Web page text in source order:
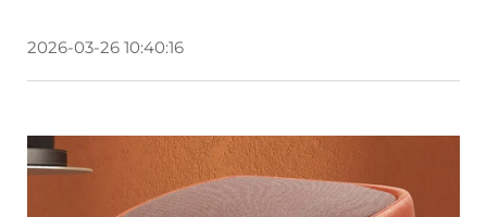
2026-03-26 10:40:16